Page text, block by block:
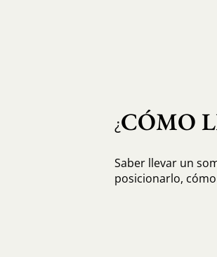
¿CÓMO
Saber llevar un
posicionarlo,